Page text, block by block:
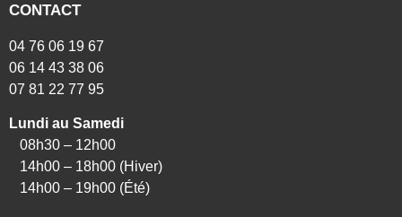
CONTACT
04 76 06 19 67
06 14 43 38 06
07 81 22 77 95
Lundi au Samedi
08h30 – 12h00
14h00 – 18h00 (Hiver)
14h00 – 19h00 (Été)